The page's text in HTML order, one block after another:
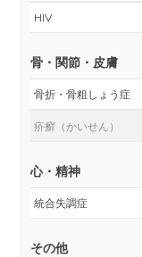
HIV
骨・関節・皮膚
骨折・骨粗しょう症
疥癬（かいせん）
心・精神
統合失調症
その他